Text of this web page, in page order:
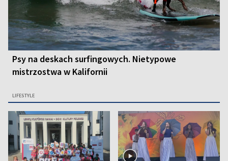
Psy na deskach surfingowych. Nietypowe
mistrzostwa w Kalifornii
LIFESTYLE